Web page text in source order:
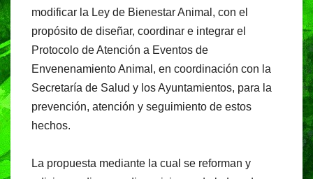
modificar la Ley de Bienestar Animal, con el
propósito de diseñar, coordinar e integrar el
Protocolo de Atención a Eventos de
Envenenamiento Animal, en coordinación con la
Secretaría de Salud y los Ayuntamientos, para la
prevención, atención y seguimiento de estos
hechos.
La propuesta mediante la cual se reforman y